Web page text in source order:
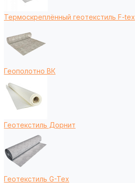
Термоскреплённый геотекстиль F-tex
Геополотно ВК
Геотекстиль Дорнит
Геотекстиль G-Tex